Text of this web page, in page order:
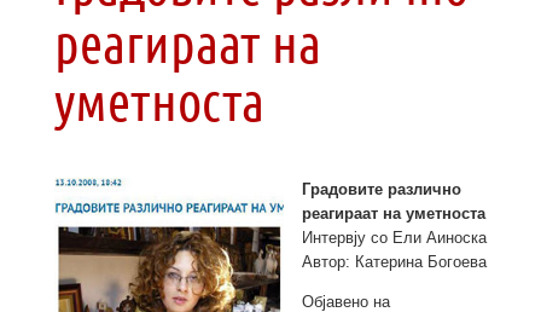
реагираат на
уметноста
Градовите различно
реагираат на уметноста
Интервју со Ели Аиноска
Автор: Катерина Богоева
Објавено на